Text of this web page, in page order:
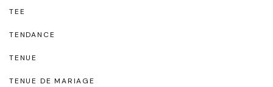
TEE
TENDANCE
TENUE
TENUE DE MARIAGE